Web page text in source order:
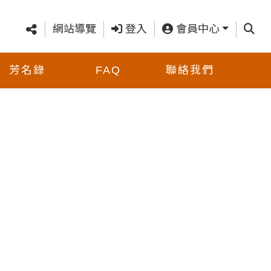
網站導覽 登入 會員中心 查詢
芳名錄 FAQ 聯絡我們